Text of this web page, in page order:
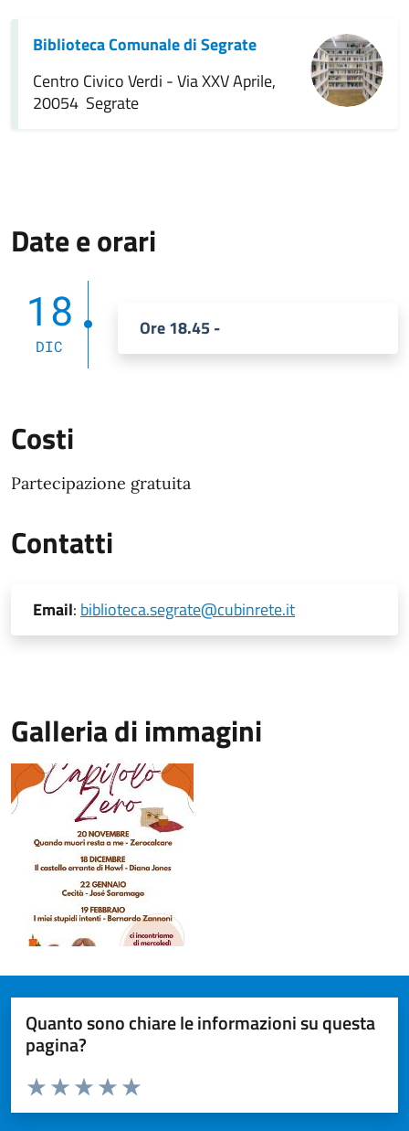
Biblioteca Comunale di Segrate
Centro Civico Verdi - Via XXV Aprile,
20054 Segrate
Date e orari
18
DIC
Ore 18.45 -
Costi
Partecipazione gratuita
Contatti
Email: biblioteca.segrate@cubinrete.it
Galleria di immagini
Quanto sono chiare le informazioni su questa
pagina?
Valuta da 1 a 5 stelle la pagina
Valuta 5 stelle su 5
Valuta 4 stelle su 5
Valuta 3 stelle su 5
Valuta 2 stelle su 5
Valuta 1 stelle su 5